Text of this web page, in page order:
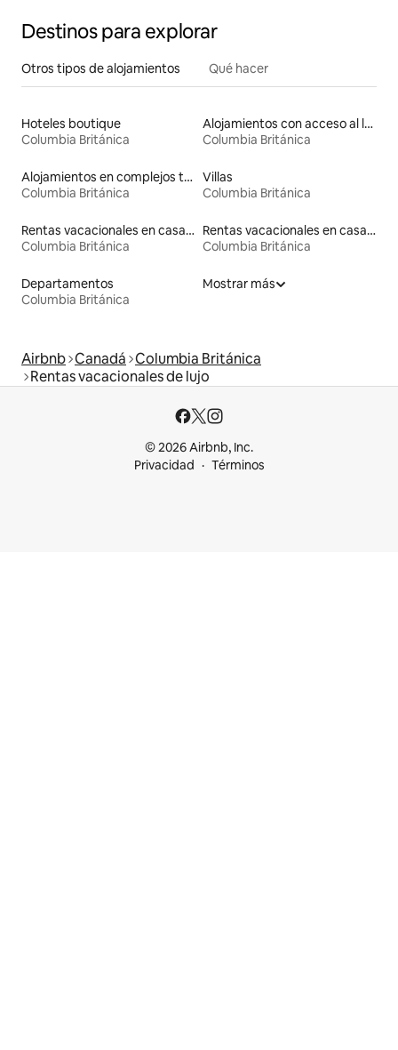
Destinos para explorar
Otros tipos de alojamientos Qué hacer
Hoteles boutique
Columbia Británica
Alojamientos con acceso al lago
Columbia Británica
Alojamientos en complejos turísticos
Columbia Británica
Villas
Columbia Británica
Rentas vacacionales en casas con inodoro de altura accesible
Columbia Británica
Rentas vacacionales en casas rodantes
Columbia Británica
Departamentos
Columbia Británica
Mostrar más
Airbnb Canadá Columbia Británica
Rentas vacacionales de lujo
© 2026 Airbnb, Inc.
Privacidad
Términos